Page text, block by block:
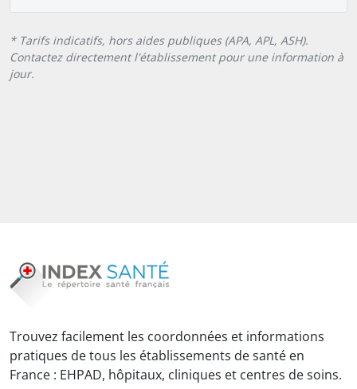
* Tarifs indicatifs, hors aides publiques (APA, APL, ASH).
Contactez directement l'établissement pour une information à
jour.
Trouvez facilement les coordonnées et informations
pratiques de tous les établissements de santé en
France : EHPAD, hôpitaux, cliniques et centres de soins.